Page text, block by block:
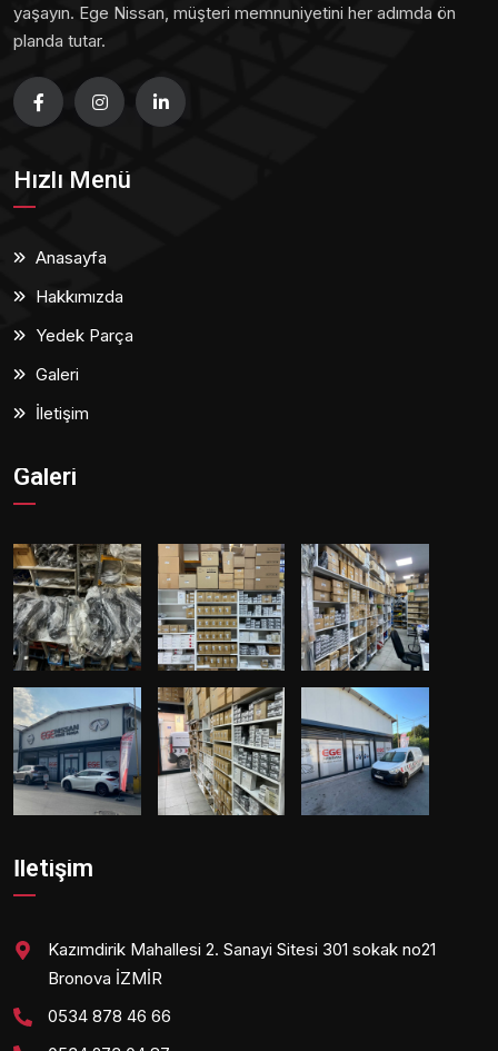
yaşayın. Ege Nissan, müşteri memnuniyetini her adımda ön
planda tutar.
Hızlı Menü
Anasayfa
Hakkımızda
Yedek Parça
Galeri
İletişim
Galeri
İletişim
Kazımdirik Mahallesi 2. Sanayi Sitesi 301 sokak no21
Bronova İZMİR
0534 878 46 66